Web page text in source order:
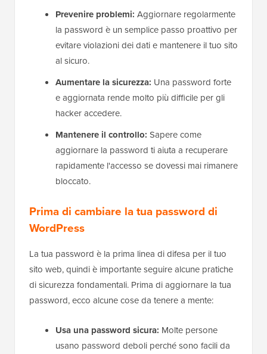
Prevenire problemi: Aggiornare regolarmente
la password è un semplice passo proattivo per
evitare violazioni dei dati e mantenere il tuo sito
al sicuro.
Aumentare la sicurezza: Una password forte
e aggiornata rende molto più difficile per gli
hacker accedere.
Mantenere il controllo: Sapere come
aggiornare la password ti aiuta a recuperare
rapidamente l'accesso se dovessi mai rimanere
bloccato.
Prima di cambiare la tua password di
WordPress
La tua password è la prima linea di difesa per il tuo
sito web, quindi è importante seguire alcune pratiche
di sicurezza fondamentali. Prima di aggiornare la tua
password, ecco alcune cose da tenere a mente:
Usa una password sicura: Molte persone
usano password deboli perché sono facili da